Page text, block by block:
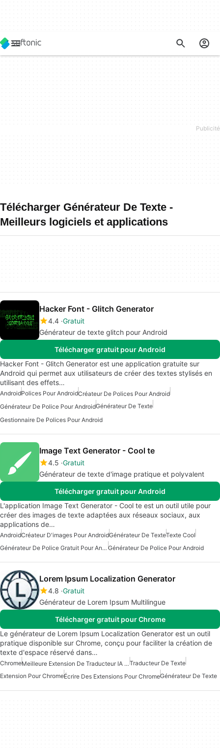
Télécharger Générateur De Texte -
Meilleurs logiciels et applications
Hacker Font - Glitch Generator
4.4 Gratuit
Générateur de texte glitch pour Android
Télécharger gratuit pour Android
Hacker Font - Glitch Generator est une application gratuite sur
Android qui permet aux utilisateurs de créer des textes stylisés en
utilisant des effets…
AndroidPolices Pour AndroidCréateur De Polices Pour Android
Générateur De Police Pour AndroidGénérateur De Texte
Gestionnaire De Polices Pour Android
Image Text Generator - Cool te
4.5 Gratuit
Générateur de texte d'image pratique et polyvalent
Télécharger gratuit pour Android
L'application Image Text Generator - Cool te est un outil utile pour
créer des images de texte adaptées aux réseaux sociaux, aux
applications de…
AndroidCréateur D'images Pour AndroidGénérateur De TexteTexte Cool
Générateur De Police Gratuit Pour Android Générateur De Police Pour Android
Lorem Ipsum Localization Generator
4.8 Gratuit
Générateur de Lorem Ipsum Multilingue
Télécharger gratuit pour Chrome
Le générateur de Lorem Ipsum Localization Generator est un outil
pratique disponible sur Chrome, conçu pour faciliter la création de
texte d'espace réservé dans…
Chrome Meilleure Extension De Traducteur IA Pour ChromeTraducteur De Texte
Extension Pour ChromeÉcrire Des Extensions Pour ChromeGénérateur De Texte